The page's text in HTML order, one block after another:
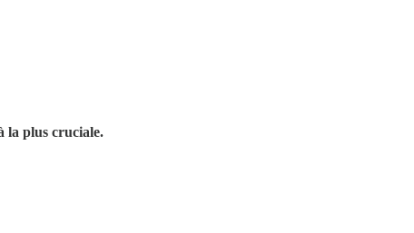
la plus cruciale.